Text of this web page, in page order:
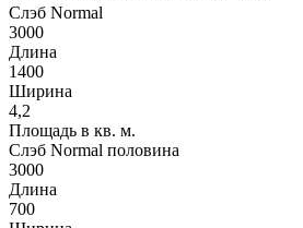
Слэб Normal
3000
Длина
1400
Ширина
4,2
Площадь в кв. м.
Слэб Normal половина
3000
Длина
700